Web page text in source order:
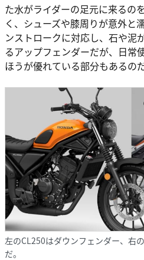
た水がライダーの足元に来るの
く、シューズや膝周りが意外と
ンストロークに対応し、石や泥
るアップフェンダーだが、日常
ほうが優れている部分もあるのだ
左のCL250はダウンフェンダー、右
だ。